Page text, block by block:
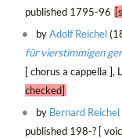
published 1795-96
byAdolf Reichel
für vierstimmigen
[ chorus a cappella ],
checked]
by Bernard Reichel
published 198-? [